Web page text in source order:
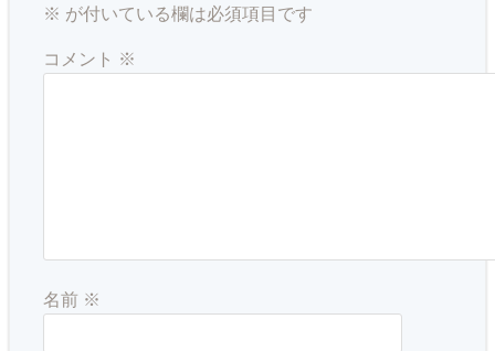
※ が付いている欄は必須項目です
コメント ※
名前 ※